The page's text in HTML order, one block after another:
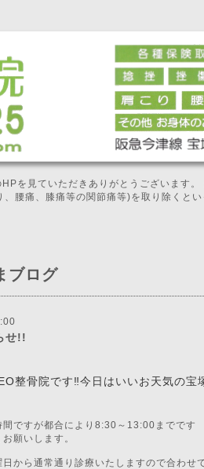
を見ていただきありがとうございます
腰痛、膝痛等の関節痛等)を取り除くと
ブログ
せ!!
整骨院です‼️今日はいいお天気の宝
間ですが都合により8:30～13:00までです
願いします。
から通常通り診療いたしますので合わせ